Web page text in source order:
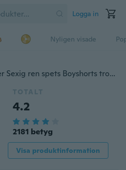
Logga in
Nyligen visade
Kvinnors damunderkläder Sexig ren spets Boyshorts trosor underkläder
TOTALT
4.2
2181 betyg
Visa produktinformation